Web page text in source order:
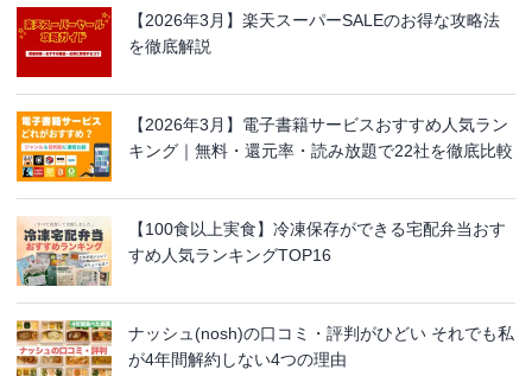
【2026年3月】楽天スーパーSALEのお得な攻略法
を徹底解説
【2026年3月】電子書籍サービスおすすめ人気ラン
キング｜無料・還元率・読み放題で22社を徹底比較
【100食以上実食】冷凍保存ができる宅配弁当おす
すめ人気ランキングTOP16
ナッシュ(nosh)の口コミ・評判がひどい それでも私
が4年間解約しない4つの理由